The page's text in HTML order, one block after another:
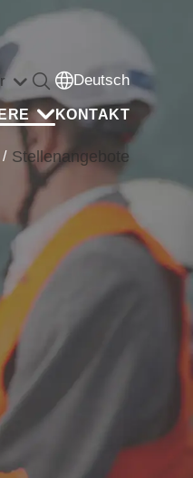
KONTAKT
Deutsch
/ Stellenangebote